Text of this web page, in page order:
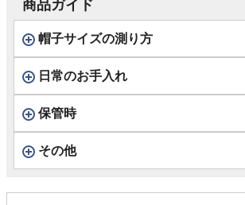
商品ガイド
帽子サイズの測り方
日常のお手入れ
保管時
その他